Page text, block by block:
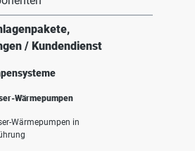
/ Kundendienst
Wärmepumpen
Wärmepumpen in